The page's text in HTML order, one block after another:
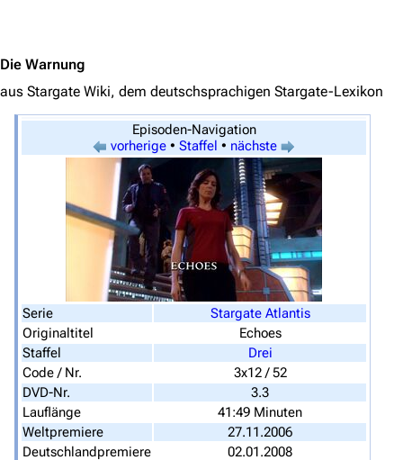
3622 2132 347.805
Hauptseite
Die Warnung
aus Stargate Wiki, dem deutschsprachigen Stargate-Lexikon
Episoden-Navigation
vorherige • Staffel • nächste
Serie
Stargate Atlantis
Originaltitel
Echoes
Staffel
Drei
Code / Nr.
3x12 / 52
DVD-Nr.
3.3
Lauflänge
41:49 Minuten
Weltpremiere
27.11.2006
Deutschlandpremiere
02.01.2008